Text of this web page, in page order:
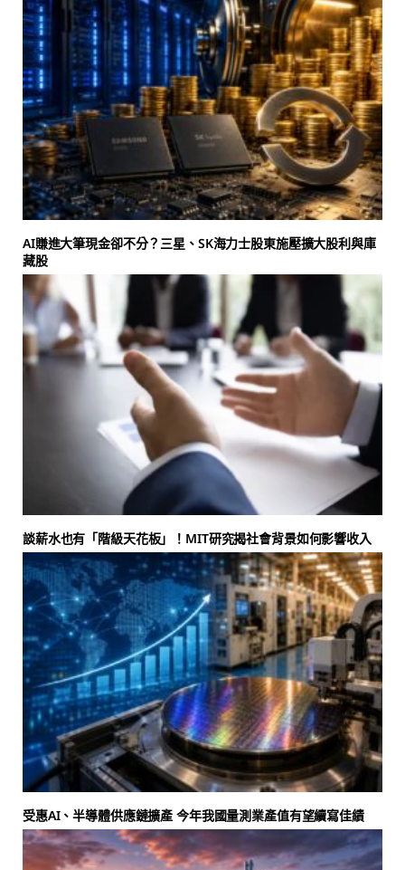
AI賺進大筆現金卻不分？三星、SK海力士股東施壓擴大股利與庫
藏股
談薪水也有「階級天花板」！MIT研究揭社會背景如何影響收入
受惠AI、半導體供應鏈擴產 今年我國量測業產值有望續寫佳績